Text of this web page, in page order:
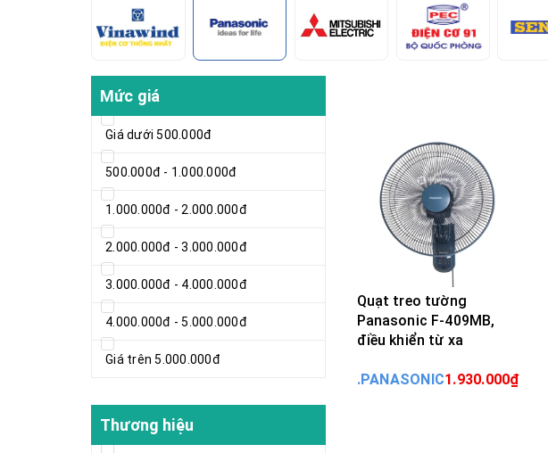
Quạt treo tường
Panasonic F-409MB,
điều khiển từ xa
.PANASONIC1.930.000₫
Mức giá
Giá dưới 500.000đ
500.000đ - 1.000.000đ
1.000.000đ - 2.000.000đ
2.000.000đ - 3.000.000đ
3.000.000đ - 4.000.000đ
4.000.000đ - 5.000.000đ
Giá trên 5.000.000đ
Thương hiệu